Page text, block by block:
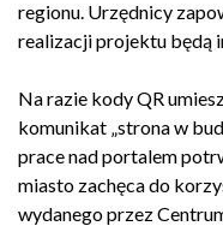
regionu. Urzędnicy
realizacji projektu będą
Na razie kody QR
komunikat „strona w
prace nad portalem
miasto zachęca do
wydanego przez